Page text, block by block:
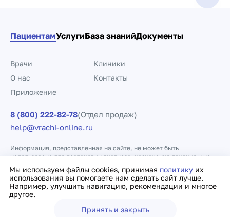
Мы используем файлы cookies, принимая политику их
использования вы помогаете нам сделать сайт лучше.
Например, улучшить навигацию, рекомендации и многое
другое.
Принять и закрыть
ПациентамУслугиБаза знанийДокументы
Врачи
Клиники
О нас
Контакты
Приложение
8 (800) 222-82-78(Отдел продаж)
help@vrachi-online.ru
Информация, представленная на сайте, не может быть
использована для постановки диагноза, назначения лечения и не
заменяет прием врача.
Политика конфиденциальности Договор оферты